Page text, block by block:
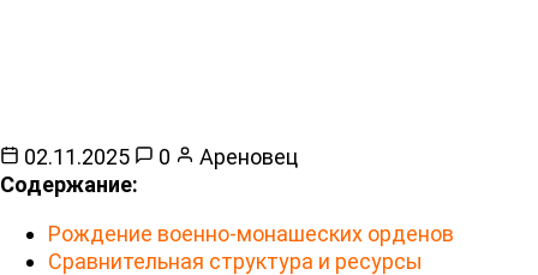
02.11.2025 0
Ареновец
Содержание:
Рождение военно-монашеских орденов
Сравнительная структура и ресурсы